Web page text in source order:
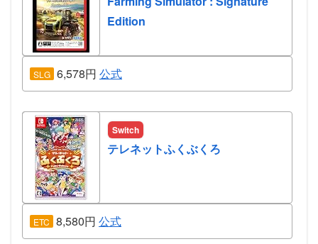
Edition
SLG 6,578円 公式
Switch
テレネットふくぶくろ
ETC 8,580円 公式